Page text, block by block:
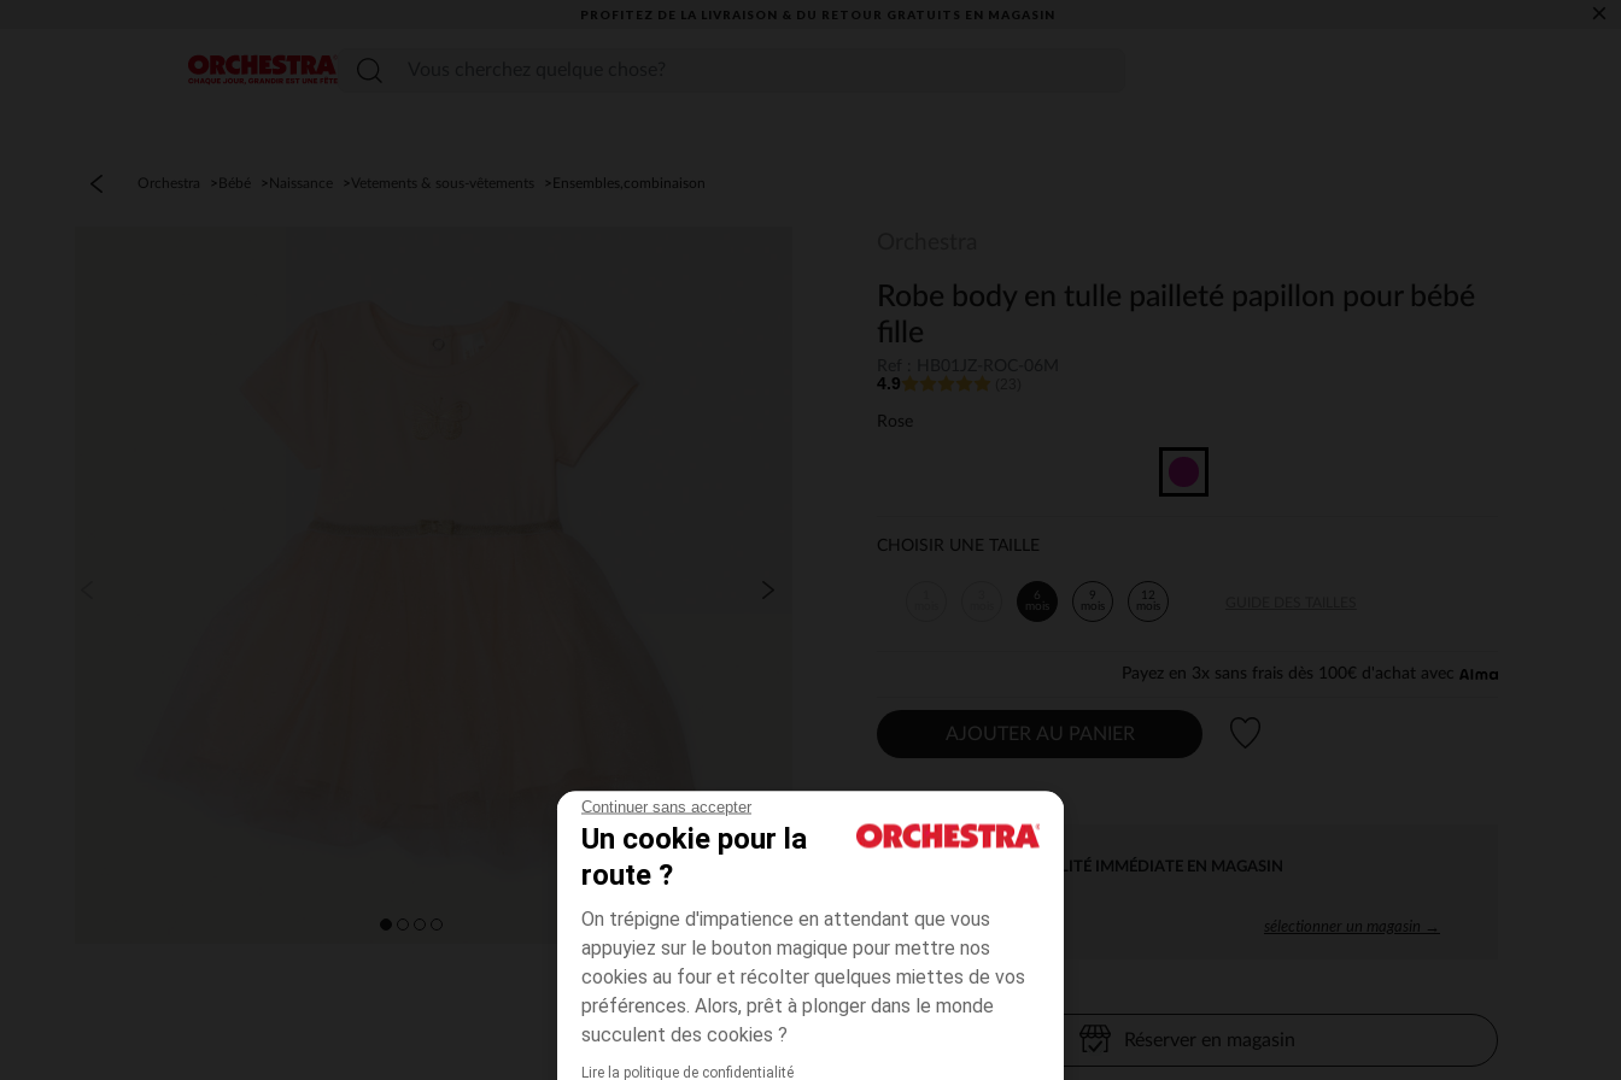
Continuer sans accepter
Un cookie pour la
route ?
On trépigne d'impatience en attendant que vous
appuyiez sur le bouton magique pour mettre nos
cookies au four et récolter quelques miettes de vos
préférences. Alors, prêt à plonger dans le monde
succulent des cookies ?
Lire la politique de confidentialité
PROFITEZ DE LA LIVRAISON & DU RETOUR GRATUITS EN MAGASIN​ ×
Menu
Orchestra Bébé Naissance Vetements & sous-vêtements Ensembles,combinaison
Robe body en tulle pailleté papillon pour bébé
fille
4.9
Rose
CHOISIR UNE TAILLE
6
mois
9
mois
12
mois
Payez en 3x sans frais dès 100€ d'achat avec
AJOUTER AU PANIER
DISPONIBILITÉ IMMÉDIATE EN MAGASIN
sélectionner un magasin →
Réserver en magasin